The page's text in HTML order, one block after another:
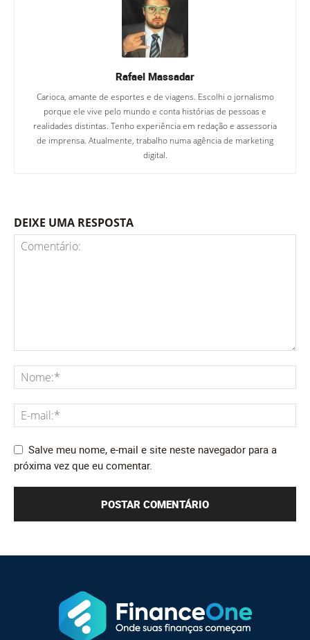
Rafael Massadar
Carioca, amante de esportes e de viagens. Escolhi o jornalismo
porque ele vive pelo mundo e conta histórias de pessoas e
realidades distintas. Tenho experiência em redação e assessoria
de imprensa. Atualmente, trabalho numa agência de marketing
digital.
DEIXE UMA RESPOSTA
Salve meu nome, e-mail e site neste navegador para a
próxima vez que eu comentar.